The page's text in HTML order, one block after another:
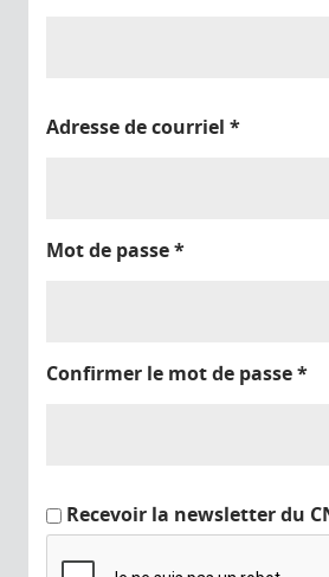
Adresse de courriel *
Mot de passe*
Confirmer le mot de passe*
Recevoir la newsletter du